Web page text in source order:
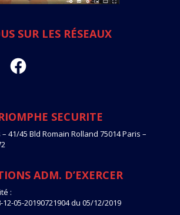
SUR LES RÉSEAUX
Facebook
SECURITE
41/45 Bld Romain Rolland 75014 Paris –
ADM. D’EXERCER
:
12-05-20190721904 du 05/12/2019